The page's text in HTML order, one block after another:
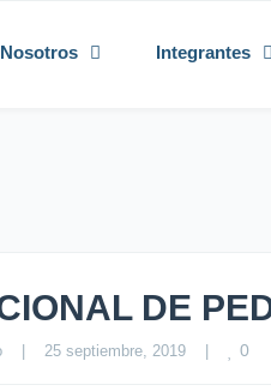
Nosotros Integrantes
DE
25 septiembre, 2019 0